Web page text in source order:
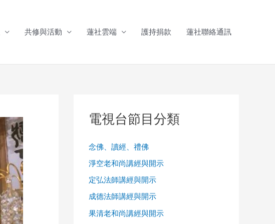
共修與活動 蓮社雲端 護持捐款 蓮社聯絡通訊
電視台節目分類
念佛、讀經、禮佛
淨空老和尚講經與開示
定弘法師講經與開示
成德法師講經與開示
果清老和尚講經與開示